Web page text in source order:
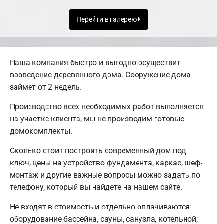
Перейти в галерею
Наша компания быстро и выгодно осуществит
возведение деревянного дома. Сооружение дома
займет от 2 недель.
Производство всех необходимых работ выполняется
на участке клиента, мы не производим готовые
домокомплекты.
Сколько стоит построить современный дом под
ключ, цены на устройство фундамента, каркас, шеф-
монтаж и другие важные вопросы можно задать по
телефону, который вы найдете на нашем сайте.
Не входят в стоимость и отдельно оплачиваются:
оборудование бассейна, сауны, санузла, котельной;